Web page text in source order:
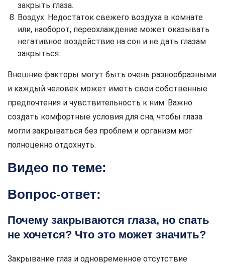
закрыть глаза.
Воздух. Недостаток свежего воздуха в комнате
или, наоборот, переохлаждение может оказывать
негативное воздействие на сон и не дать глазам
закрыться.
Внешние факторы могут быть очень разнообразными
и каждый человек может иметь свои собственные
предпочтения и чувствительность к ним. Важно
создать комфортные условия для сна, чтобы глаза
могли закрываться без проблем и организм мог
полноценно отдохнуть.
Видео по теме:
Вопрос-ответ:
Почему закрываются глаза, но спать
не хочется? Что это может значить?
Закрывание глаз и одновременное отсутствие